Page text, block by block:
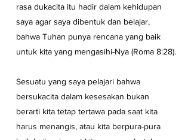
rasa dukacita itu hadir dalam kehidupan
saya agar saya dibentuk dan belajar,
bahwa Tuhan punya rencana yang baik
untuk kita yang mengasihi-Nya (Roma 8:28).
Sesuatu yang saya pelajari bahwa
bersukacita dalam kesesakan bukan
berarti kita tetap tertawa pada saat kita
harus menangis, atau kita berpura-pura